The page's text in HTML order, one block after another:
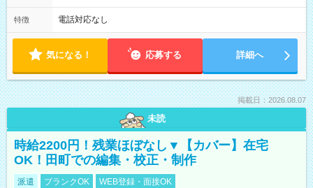
特徴 電話対応なし
気になる！ 応募する 詳細へ
掲載日：2026.08.07
未読
時給2200円！残業ほぼなし▼【カバー】在宅
OK！田町での編集・校正・制作
派遣 ブランクOK WEB登録・面接OK